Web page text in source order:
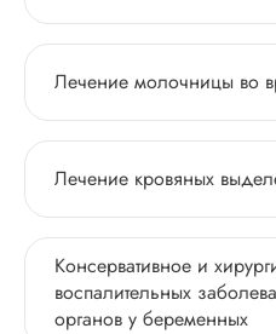
Лечение молочницы во
Лечение кровяных
Консервативное и
воспалительных
органов у беременных